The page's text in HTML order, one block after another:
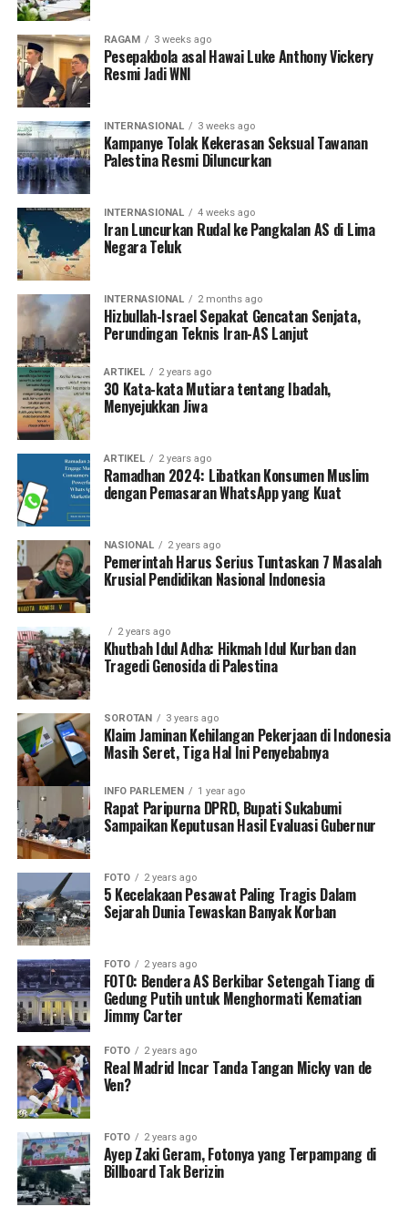
RAGAM 3 weeks ago
Pesepakbola asal Hawai Luke Anthony Vickery
Resmi Jadi WNI
INTERNASIONAL 3 weeks ago
Kampanye Tolak Kekerasan Seksual Tawanan
Palestina Resmi Diluncurkan
INTERNASIONAL 4 weeks ago
Iran Luncurkan Rudal ke Pangkalan AS di Lima
Negara Teluk
INTERNASIONAL 2 months ago
Hizbullah-Israel Sepakat Gencatan Senjata,
Perundingan Teknis Iran-AS Lanjut
ARTIKEL 2 years ago
30 Kata-kata Mutiara tentang Ibadah,
Menyejukkan Jiwa
ARTIKEL 2 years ago
Ramadhan 2024: Libatkan Konsumen Muslim
dengan Pemasaran WhatsApp yang Kuat
NASIONAL 2 years ago
Pemerintah Harus Serius Tuntaskan 7 Masalah
Krusial Pendidikan Nasional Indonesia
2 years ago
Khutbah Idul Adha: Hikmah Idul Kurban dan
Tragedi Genosida di Palestina
SOROTAN 3 years ago
Klaim Jaminan Kehilangan Pekerjaan di Indonesia
Masih Seret, Tiga Hal Ini Penyebabnya
INFO PARLEMEN 1 year ago
Rapat Paripurna DPRD, Bupati Sukabumi
Sampaikan Keputusan Hasil Evaluasi Gubernur
FOTO 2 years ago
5 Kecelakaan Pesawat Paling Tragis Dalam
Sejarah Dunia Tewaskan Banyak Korban
FOTO 2 years ago
FOTO: Bendera AS Berkibar Setengah Tiang di
Gedung Putih untuk Menghormati Kematian
Jimmy Carter
FOTO 2 years ago
Real Madrid Incar Tanda Tangan Micky van de
Ven?
FOTO 2 years ago
Ayep Zaki Geram, Fotonya yang Terpampang di
Billboard Tak Berizin